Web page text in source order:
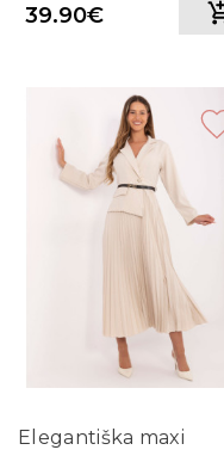
39.90€
Elegantiška maxi